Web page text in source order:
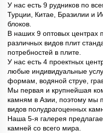
У нас есть 9 рудников по
Турции, Китае, Бразилии и
блоков.
В наших 9 оптовых центрах
различных видов плит
потребностей в плите.
У нас есть 4 проектных
любые индивидуальные
формам, водяной струе,
Мы первая и крупнейшая
камням в Азии, поэтому мы
видов полудрагоценных
Наша 5-я галерея
камней со всего мира.